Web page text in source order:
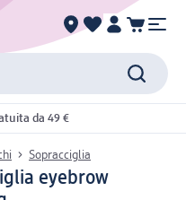
da 49 €
Sopracciglia
eyebrow